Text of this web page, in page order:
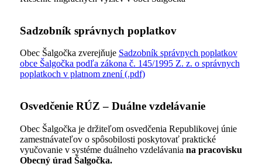
Sadzobník správnych poplatkov
Obec Šalgočka zverejňuje Sadzobník správnych poplatkov
obce Šalgočka podľa zákona č. 145/1995 Z. z. o správnych
poplatkoch v platnom znení (.pdf)
Osvedčenie RÚZ – Duálne vzdelávanie
Obec Šalgočka je držiteľom osvedčenia Republikovej únie
zamestnávateľov o spôsobilosti poskytovať praktické
vyučovanie v systéme duálneho vzdelávania na pracovisku
Obecný úrad Šalgočka.